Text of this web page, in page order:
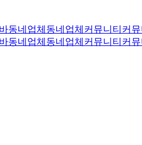
동네업체 동네업체 커뮤니티 커뮤
동네업체 동네업체 커뮤니티 커뮤